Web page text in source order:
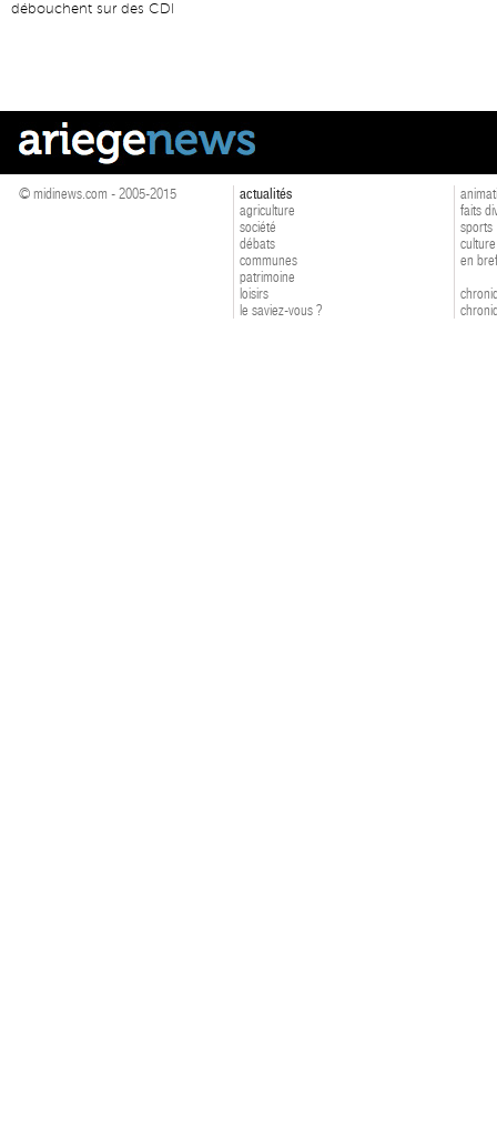
débouchent sur des CDI
© midinews.com - 2005-2015
actualités
agriculture
société
débats
communes
patrimoine
loisirs
le saviez-vous ?
faits
sports
culture
en bref